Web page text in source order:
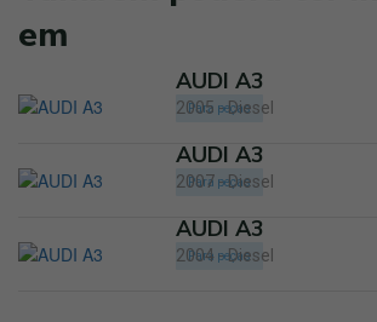
em
Para peças
AUDI A3
2005 - Diesel
Para peças
AUDI A3
2007 - Diesel
Para peças
AUDI A3
2004 - Diesel